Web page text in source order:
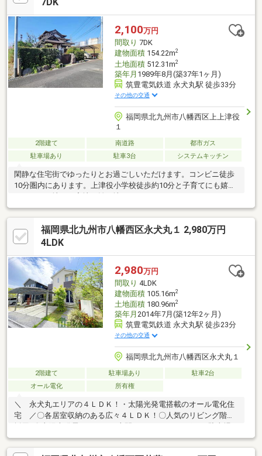
393━━━━━━━━━━━━━━━━━━━━━━□□
7DK
2,100万円
間取り 7DK
建物面積154.22m2
土地面積512.31m2
築年月 1989年8月(築37年1ヶ月)
筑豊電気鉄道 永犬丸駅 徒歩33分
その他の交通
福岡県北九州市八幡西区上上津役
１
2階建て 南道路
都市ガス
駐車場あり
駐車3台 システムキッチン
閑静な住宅街でゆったりとお過ごしいただけます。コンビニ徒歩
10分圏内にあります。上津役小学校徒歩約10分と子育てにも嬉し
□□━━━━━━━━━━━━━━━━━━━━━所有者様が住ん
でおられますので事前に日程の調整が必要です。できるだけご希
望のお日にちで調整を致しますのでお早めにご連絡ください。こ
の時間帯はお電話でのお問い合わせがスムーズにご案内できま
福岡県北九州市八幡西区永犬丸１ 2,980万円
4LDK
2,980万円
間取り 4LDK
建物面積105.16m2
土地面積180.96m2
築年月 2014年7月(築12年2ヶ月)
筑豊電気鉄道 永犬丸駅 徒歩23分
その他の交通
福岡県北九州市八幡西区永犬丸１
2階建て 駐車場あり
駐車2台
オール電化
所有権
＼ 永犬丸エリアの４ＬＤＫ！・太陽光発電搭載のオール電化住
宅 ／〇各居室収納のある広々４ＬＤＫ！〇人気のリビング階段
台等、生活のクオリティが上がる設備アリ◎〇小学校やバス通
り、スーパー等が近く、利便性のよい立地です！☆・周辺環境・